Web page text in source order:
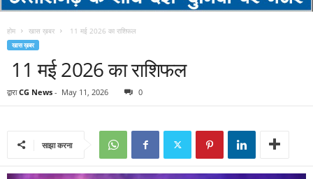
होम खास ख़बर 11 मई 2026 का राशिफल
खास ख़बर
11 मई 2026 का राशिफल
द्वारा CG News - May 11, 2026 0
साझा करना